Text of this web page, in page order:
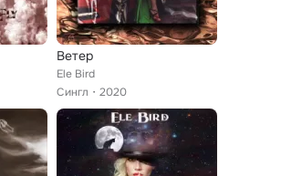
Ветер
Ele Bird
Сингл
2020